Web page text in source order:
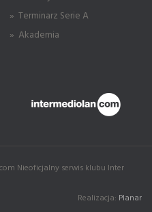
» Terminarz Serie A
» Akademia
Nieoficjalny serwis klubu Inter
Realizacja: Planar